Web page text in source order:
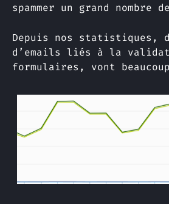
spammer un grand nombre
Depuis nos statistiques,
d’emails liés à la
formulaires, vont